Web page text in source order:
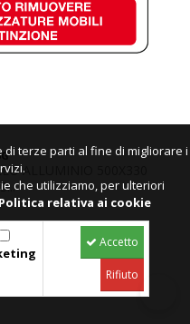
ALLUMINIO 500X330
prezzo
terze parti al fine di migliorare i
che utilizziamo, per ulteriori
Politica relativa ai cookie
Accetto
Rifiuto